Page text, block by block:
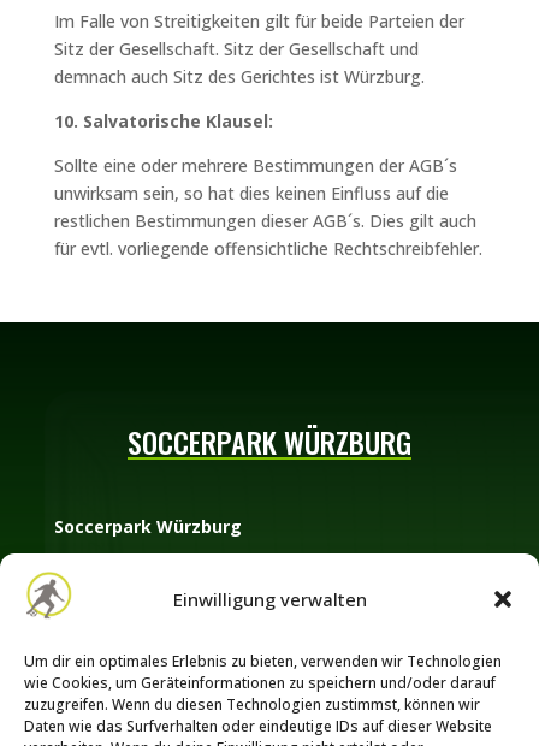
Einwilligung verwalten
Um dir ein optimales Erlebnis zu bieten, verwenden wir Technologien
wie Cookies, um Geräteinformationen zu speichern und/oder darauf
zuzugreifen. Wenn du diesen Technologien zustimmst, können wir
Daten wie das Surfverhalten oder eindeutige IDs auf dieser Website
Im Falle von Streitigkeiten gilt für beide Parteien der
Sitz der Gesellschaft. Sitz der Gesellschaft und
demnach auch Sitz des Gerichtes ist Würzburg.
10. Salvatorische Klausel:
Sollte eine oder mehrere Bestimmungen der AGB´s
unwirksam sein, so hat dies keinen Einfluss auf die
restlichen Bestimmungen dieser AGB´s. Dies gilt auch
für evtl. vorliegende offensichtliche Rechtschreibfehler.
SOCCERPARK WÜRZBURG
Soccerpark Würzburg
Oberdürrbacher Straße 45
97080 Würzburg
E-Mail:info@soccerpark-wuerzburg.de